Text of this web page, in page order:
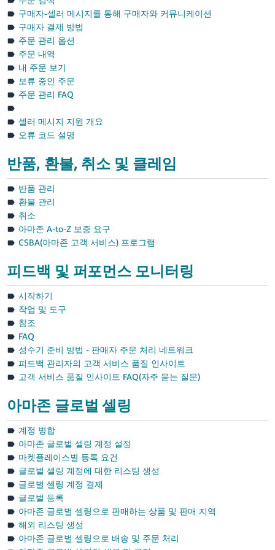
語
-
JP
English
- JP
구매자-셀러 메시지를 통해 구매자와 커뮤니케이션
구매자 결제 방법
주문 관리 옵션
주문 내역
내 주문 보기
보류 중인 주문
주문 관리 FAQ
셀러 메시지 지원 개요
오류 코드 설명
반품, 환불, 취소 및 클레임
반품 관리
환불 관리
취소
아마존 A-to-Z 보증 요구
CSBA(아마존 고객 서비스) 프로그램
피드백 및 퍼포먼스 모니터링
시작하기
작업 및 도구
참조
FAQ
성수기 준비 방법 - 판매자 주문 처리 네트워크
피드백 관리자의 고객 서비스 품질 인사이트
고객 서비스 품질 인사이트 FAQ(자주 묻는 질문)
아마존 글로벌 셀링
계정 병합
아마존 글로벌 셀링 계정 설정
마켓플레이스별 등록 요건
글로벌 셀링 계정에 대한 리스팅 생성
글로벌 셀링 계정 결제
글로벌 등록
아마존 글로벌 셀링으로 판매하는 상품 및 판매 지역
해외 리스팅 생성
아마존 글로벌 셀링으로 배송 및 주문 처리